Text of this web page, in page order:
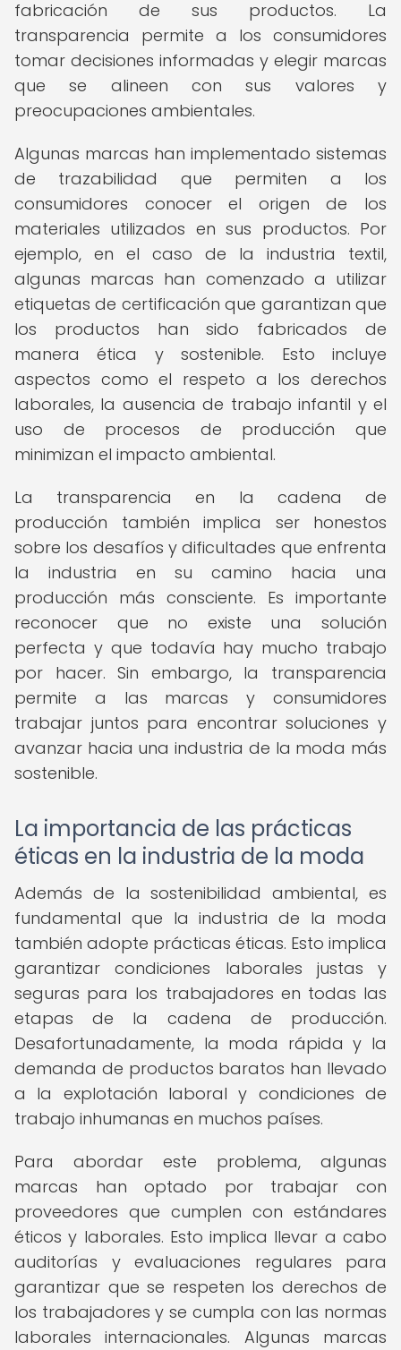
fabricación de sus productos. La
transparencia permite a los consumidores
tomar decisiones informadas y elegir marcas
que se alineen con sus valores y
preocupaciones ambientales.
Algunas marcas han implementado sistemas
de trazabilidad que permiten a los
consumidores conocer el origen de los
materiales utilizados en sus productos. Por
ejemplo, en el caso de la industria textil,
algunas marcas han comenzado a utilizar
etiquetas de certificación que garantizan que
los productos han sido fabricados de
manera ética y sostenible. Esto incluye
aspectos como el respeto a los derechos
laborales, la ausencia de trabajo infantil y el
uso de procesos de producción que
minimizan el impacto ambiental.
La transparencia en la cadena de
producción también implica ser honestos
sobre los desafíos y dificultades que enfrenta
la industria en su camino hacia una
producción más consciente. Es importante
reconocer que no existe una solución
perfecta y que todavía hay mucho trabajo
por hacer. Sin embargo, la transparencia
permite a las marcas y consumidores
trabajar juntos para encontrar soluciones y
avanzar hacia una industria de la moda más
sostenible.
La importancia de las prácticas
éticas en la industria de la moda
Además de la sostenibilidad ambiental, es
fundamental que la industria de la moda
también adopte prácticas éticas. Esto implica
garantizar condiciones laborales justas y
seguras para los trabajadores en todas las
etapas de la cadena de producción.
Desafortunadamente, la moda rápida y la
demanda de productos baratos han llevado
a la explotación laboral y condiciones de
trabajo inhumanas en muchos países.
Para abordar este problema, algunas
marcas han optado por trabajar con
proveedores que cumplen con estándares
éticos y laborales. Esto implica llevar a cabo
auditorías y evaluaciones regulares para
garantizar que se respeten los derechos de
los trabajadores y se cumpla con las normas
laborales internacionales. Algunas marcas